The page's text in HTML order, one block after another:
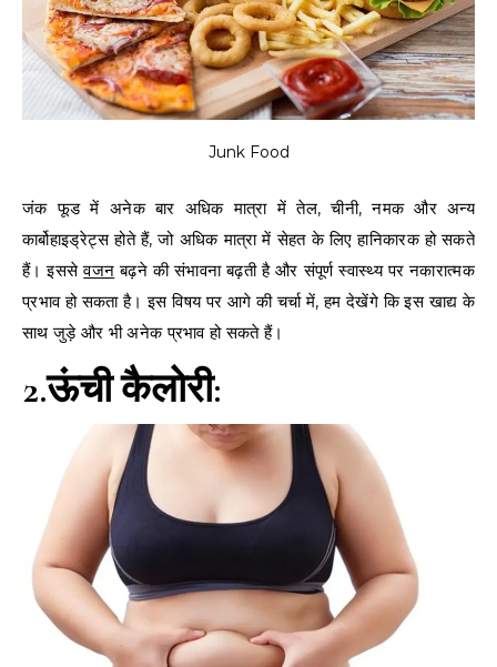
Junk Food
जंक फूड में अनेक बार अधिक मात्रा में तेल, चीनी, नमक और अन्य
कार्बोहाइड्रेट्स होते हैं, जो अधिक मात्रा में सेहत के लिए हानिकारक हो सकते
हैं। इससेवजन बढ़ने की संभावना बढ़ती है और संपूर्ण स्वास्थ्य पर नकारात्मक
प्रभाव हो सकता है। इस विषय पर आगे की चर्चा में, हम देखेंगे कि इस खाद्य के
साथ जुड़े और भी अनेक प्रभाव हो सकते हैं।
2.ऊंची कैलोरी: